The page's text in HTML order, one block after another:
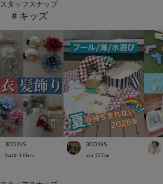
スタッフスナップ
＃キッズ
3COINS
Suu☺︎ 168cm
3COINS
aya 157cm